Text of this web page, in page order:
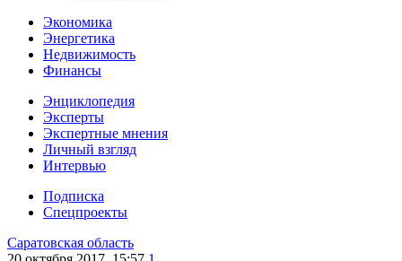
Экономика
Энергетика
Недвижимость
Финансы
Энциклопедия
Эксперты
Экспертные мнения
Личный взгляд
Интервью
Подписка
Спецпроекты
Саратовская область